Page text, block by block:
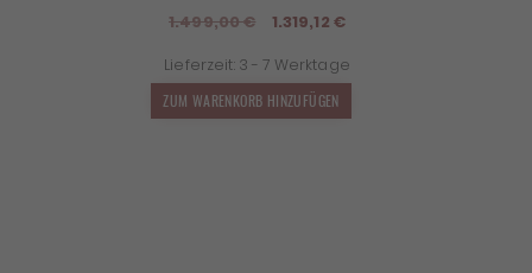
1.499,00€
Ursprünglicher
war:
1.499,00 €
1.319,12 €Aktueller
ist:
Lieferzeit: 3 - 7 Werktage
ZUM WARENKORB HINZUFÜGEN